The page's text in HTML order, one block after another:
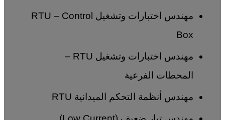
مهندس اختبارات وتشغيل RTU – Control
Box
مهندس اختبارات وتشغيل RTU –
المحطات الفرعية
مهندس أنظمة التحكم الميدانية RTU